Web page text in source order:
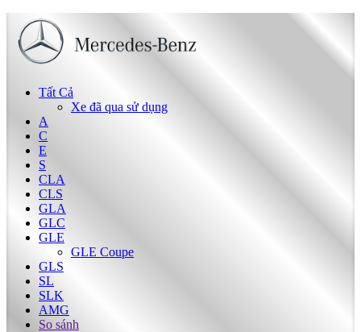
Tất Cả
Xe đã qua sử dụng
A
C
E
S
CLA
CLS
GLA
GLC
GLE
GLE Coupe
GLS
SL
SLK
AMG
So sánh